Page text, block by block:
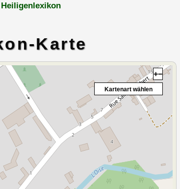
Karte
+−
Kartenart wählen